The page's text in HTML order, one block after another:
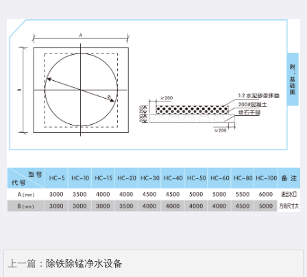
上一篇： 除铁除锰净水设备